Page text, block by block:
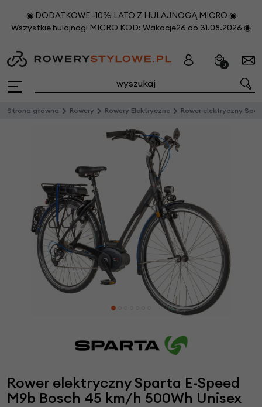
◉ DODATKOWE -10% LATO Z HULAJNOGĄ MICRO ◉
Wszystkie hulajnogi MICRO KOD: Wakacje26 do 31.08.2026 ◉
0
Strona główna Rowery Rowery Elektryczne Rower elektryczny Sparta E-Speed M9b Bosch 45 km/h 500Wh
Rower elektryczny Sparta E-Speed
M9b Bosch 45 km/h 500Wh Unisex